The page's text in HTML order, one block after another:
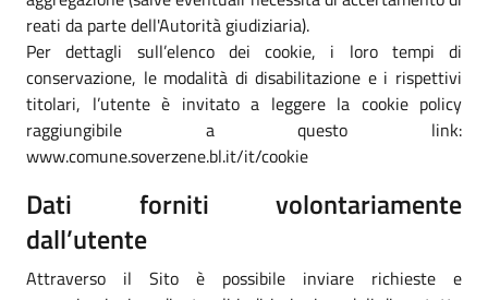
reati da parte dell'Autorità giudiziaria).
Per dettagli sull’elenco dei cookie, i loro tempi di
conservazione, le modalità di disabilitazione e i rispettivi
titolari, l’utente è invitato a leggere la cookie policy
raggiungibile a questo link:
www.comune.soverzene.bl.it/it/cookie
Dati forniti volontariamente
dall’utente
Attraverso il Sito è possibile inviare richieste e